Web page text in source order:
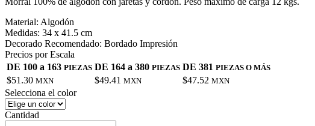
Material: Algodón
Medidas: 34 x 41.5 cm
Decorado Recomendado: Bordado Impresión
Precios por Escala
DE 100 a 163 PIEZAS DE 164 a 380 PIEZAS DE 381 PIEZAS O MÁS
$51.30 MXN $49.41 MXN $47.52 MXN
Selecciona el color
Cantidad